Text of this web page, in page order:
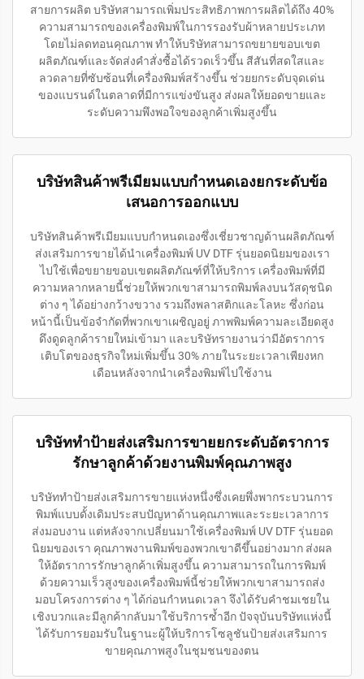
สายการผลิต บริษัทสามารถเพิ่มประสิทธิภาพการผลิตได้ถึง 40%
ความสามารถของเครื่องพิมพ์ในการรองรับผ้าหลายประเภท
โดยไม่ลดทอนคุณภาพ ทำให้บริษัทสามารถขยายขอบเขต
ผลิตภัณฑ์และจัดส่งคำสั่งซื้อได้รวดเร็วขึ้น สีสันที่สดใสและ
ลวดลายที่ซับซ้อนที่เครื่องพิมพ์สร้างขึ้น ช่วยยกระดับจุดเด่น
ของแบรนด์ในตลาดที่มีการแข่งขันสูง ส่งผลให้ยอดขายและ
ระดับความพึงพอใจของลูกค้าเพิ่มสูงขึ้น
บริษัทสินค้าพรีเมียมแบบกำหนดเองยกระดับข้อ
เสนอการออกแบบ
บริษัทสินค้าพรีเมียมแบบกำหนดเองซึ่งเชี่ยวชาญด้านผลิตภัณฑ์
ส่งเสริมการขายได้นำเครื่องพิมพ์ UV DTF รุ่นยอดนิยมของเรา
ไปใช้เพื่อขยายขอบเขตผลิตภัณฑ์ที่ให้บริการ เครื่องพิมพ์ที่มี
ความหลากหลายนี้ช่วยให้พวกเขาสามารถพิมพ์ลงบนวัสดุชนิด
ต่าง ๆ ได้อย่างกว้างขวาง รวมถึงพลาสติกและโลหะ ซึ่งก่อน
หน้านี้เป็นข้อจำกัดที่พวกเขาเผชิญอยู่ ภาพพิมพ์ความละเอียดสูง
ดึงดูดลูกค้ารายใหม่เข้ามา และบริษัทรายงานว่ามีอัตราการ
เติบโตของธุรกิจใหม่เพิ่มขึ้น 30% ภายในระยะเวลาเพียงหก
เดือนหลังจากนำเครื่องพิมพ์ไปใช้งาน
บริษัททำป้ายส่งเสริมการขายยกระดับอัตราการ
รักษาลูกค้าด้วยงานพิมพ์คุณภาพสูง
บริษัททำป้ายส่งเสริมการขายแห่งหนึ่งซึ่งเคยพึ่งพากระบวนการ
พิมพ์แบบดั้งเดิมประสบปัญหาด้านคุณภาพและระยะเวลาการ
ส่งมอบงาน แต่หลังจากเปลี่ยนมาใช้เครื่องพิมพ์ UV DTF รุ่นยอด
นิยมของเรา คุณภาพงานพิมพ์ของพวกเขาดีขึ้นอย่างมาก ส่งผล
ให้อัตราการรักษาลูกค้าเพิ่มสูงขึ้น ความสามารถในการพิมพ์
ด้วยความเร็วสูงของเครื่องพิมพ์นี้ช่วยให้พวกเขาสามารถส่ง
มอบโครงการต่าง ๆ ได้ก่อนกำหนดเวลา จึงได้รับคำชมเชยใน
เชิงบวกและมีลูกค้ากลับมาใช้บริการซ้ำอีก ปัจจุบันบริษัทแห่งนี้
ได้รับการยอมรับในฐานะผู้ให้บริการโซลูชันป้ายส่งเสริมการ
ขายคุณภาพสูงในชุมชนของตน